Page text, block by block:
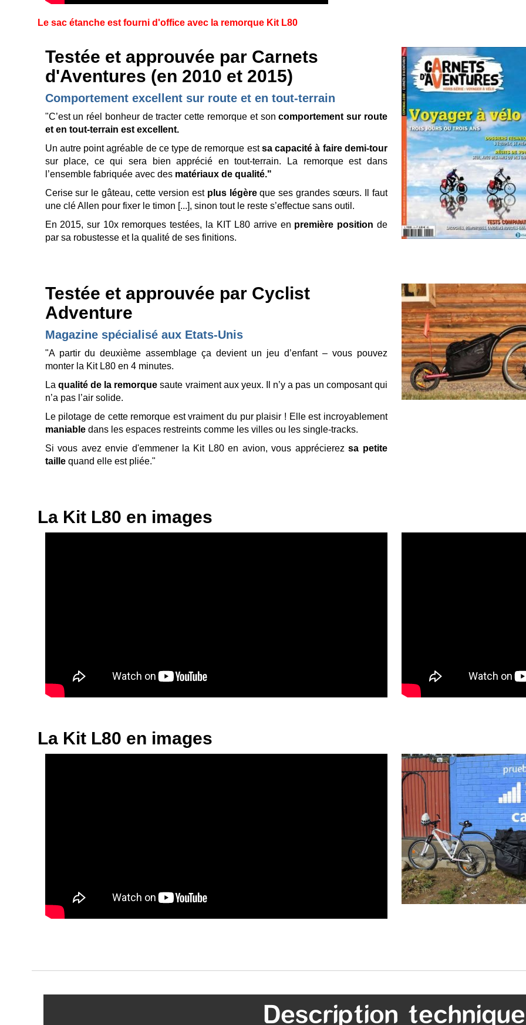
Le sac étanche est fourni d'office avec la remorque Kit L80
Testée et approuvée par Carnets
d'Aventures (en 2010 et 2015)
Comportement excellent sur route et en tout-terrain
"C’est un réel bonheur de tracter cette remorque et soncomportement sur route
et en tout-terrain est excellent.
Un autre point agréable de ce type de remorque estsa capacité à faire demi-tour
sur place, ce qui sera bien apprécié en tout-terrain. La remorque est dans
l’ensemble fabriquée avec des matériaux de qualité."
Cerise sur le gâteau, cette version est plus légèreque ses grandes sœurs. Il faut
une clé Allen pour fixer le timon [...], sinon tout le reste s’effectue sans outil.
En 2015, sur 10x remorques testées, la KIT L80 arrive en première position de
par sa robustesse et la qualité de ses finitions.
Testée et approuvée par Cyclist
Adventure
Magazine spécialisé aux Etats-Unis
"A partir du deuxième assemblage ça devient un jeu d’enfant – vous pouvez
monter la Kit L80 en 4 minutes.
La qualité de la remorque saute vraiment aux yeux. Il n’y a pas un composant qui
n’a pas l’air solide.
Le pilotage de cette remorque est vraiment du pur plaisir ! Elle est incroyablement
maniabledans les espaces restreints comme les villes ou les single-tracks.
Si vous avez envie d'emmener la Kit L80 en avion, vous apprécierezsa petite
taillequand elle est pliée."
La Kit L80 en images
La Kit L80 en images
Description technique